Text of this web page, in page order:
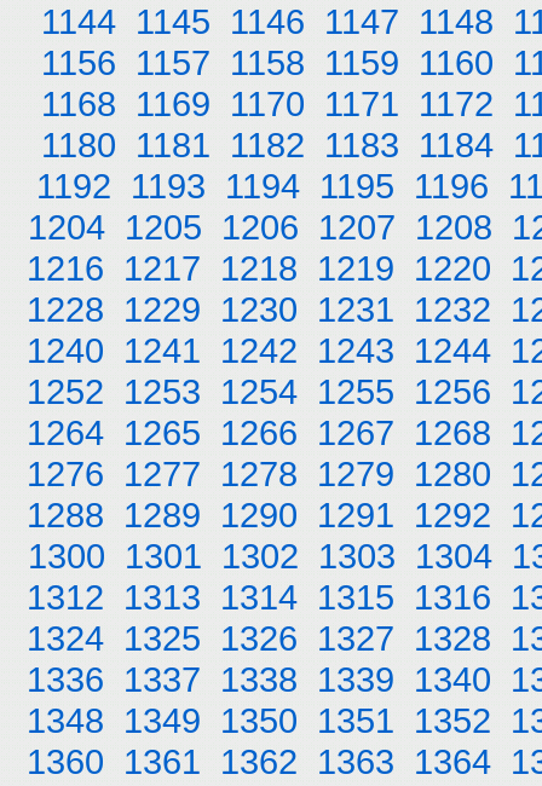
1144 1145 1146 1147 1148
1156 1157 1158 1159 1160
1168 1169 1170 1171 1172
1180 1181 1182 1183 1184
1192 1193 1194 1195 1196
1204 1205 1206 1207 1208
1216 1217 1218 1219 1220
1228 1229 1230 1231 1232
1240 1241 1242 1243 1244
1252 1253 1254 1255 1256
1264 1265 1266 1267 1268
1276 1277 1278 1279 1280
1288 1289 1290 1291 1292
1300 1301 1302 1303 1304
1312 1313 1314 1315 1316
1324 1325 1326 1327 1328
1336 1337 1338 1339 1340
1348 1349 1350 1351 1352
1360 1361 1362 1363 1364